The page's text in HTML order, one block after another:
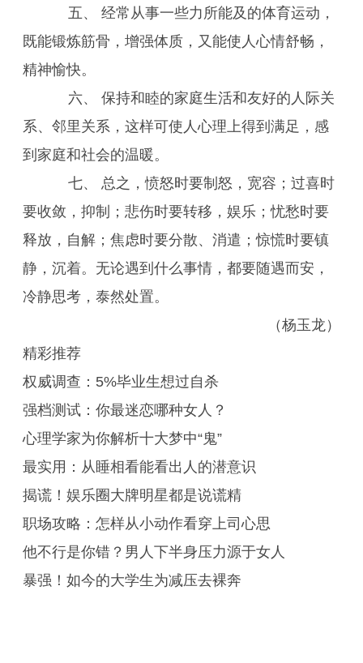
五、 经常从事一些力所能及的体育运动，
既能锻炼筋骨，增强体质，又能使人心情舒畅，
精神愉快。
六、 保持和睦的家庭生活和友好的人际关
系、邻里关系，这样可使人心理上得到满足，感
到家庭和社会的温暖。
七、 总之，愤怒时要制怒，宽容；过喜时
要收敛，抑制；悲伤时要转移，娱乐；忧愁时要
释放，自解；焦虑时要分散、消遣；惊慌时要镇
静，沉着。无论遇到什么事情，都要随遇而安，
冷静思考，泰然处置。
（杨玉龙）
精彩推荐
权威调查：5%毕业生想过自杀
强档测试：你最迷恋哪种女人？
心理学家为你解析十大梦中“鬼”
最实用：从睡相看能看出人的潜意识
揭谎！娱乐圈大牌明星都是说谎精
职场攻略：怎样从小动作看穿上司心思
他不行是你错？男人下半身压力源于女人
暴强！如今的大学生为减压去裸奔